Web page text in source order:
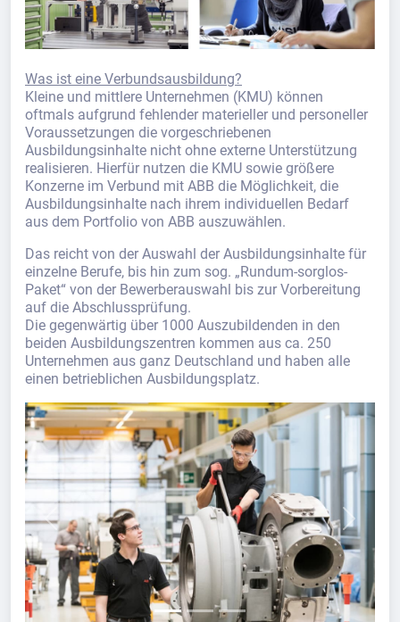
Was ist eine Verbundsausbildung?
Kleine und mittlere Unternehmen (KMU) können
oftmals aufgrund fehlender materieller und personeller
Voraussetzungen die vorgeschriebenen
Ausbildungsinhalte nicht ohne externe Unterstützung
realisieren. Hierfür nutzen die KMU sowie größere
Konzerne im Verbund mit ABB die Möglichkeit, die
Ausbildungsinhalte nach ihrem individuellen Bedarf
aus dem Portfolio von ABB auszuwählen.
Das reicht von der Auswahl der Ausbildungsinhalte für
einzelne Berufe, bis hin zum sog. „Rundum-sorglos-
Paket“ von der Bewerberauswahl bis zur Vorbereitung
auf die Abschlussprüfung.
Die gegenwärtig über 1000 Auszubildenden in den
beiden Ausbildungszentren kommen aus ca. 250
Unternehmen aus ganz Deutschland und haben alle
einen betrieblichen Ausbildungsplatz.
Previous Next